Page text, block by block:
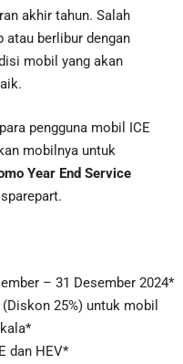
akhir tahun. Salah
atau berlibur dengan
mobil yang akan
pengguna mobil ICE
mobilnya untuk
Year End Service
– 31 Desember 2024*
25%) untuk mobil
dan HEV*